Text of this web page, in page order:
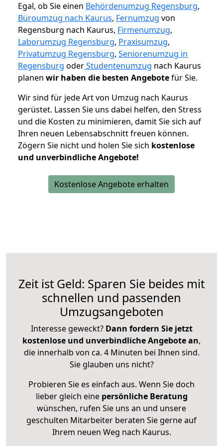
Egal, ob Sie einen Behördenumzug Regensburg,
Büroumzug nach Kaurus, Fernumzug von
Regensburg nach Kaurus, Firmenumzug,
Laborumzug Regensburg, Praxisumzug,
Privatumzug Regensburg, Seniorenumzug in
Regensburg oderStudentenumzug nach Kaurus
planen wir haben die besten Angebotefür Sie.
Wir sind für jede Art von Umzug nach Kaurus
gerüstet. Lassen Sie uns dabei helfen, den Stress
und die Kosten zu minimieren, damit Sie sich auf
Ihren neuen Lebensabschnitt freuen können.
Zögern Sie nicht und holen Sie sich kostenlose
und unverbindliche Angebote!
Kostenlose Angebote erhalten
Zeit ist Geld: Sparen Sie beides mit
schnellen und passenden
Umzugsangeboten
Interesse geweckt? Dann fordern Sie jetzt
kostenlose und unverbindliche Angebote an,
die innerhalb von ca. 4 Minuten bei Ihnen sind.
Sie glauben uns nicht?
Probieren Sie es einfach aus. Wenn Sie doch
lieber gleich eine persönliche Beratung
wünschen, rufen Sie uns an und unsere
geschulten Mitarbeiter beraten Sie gerne auf
Ihrem neuen Weg nach Kaurus.